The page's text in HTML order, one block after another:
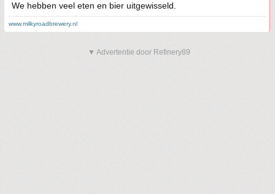
We hebben veel eten en bier uitgewisseld.
www.milkyroadbrewery.nl
▼ Advertentie door Refinery89